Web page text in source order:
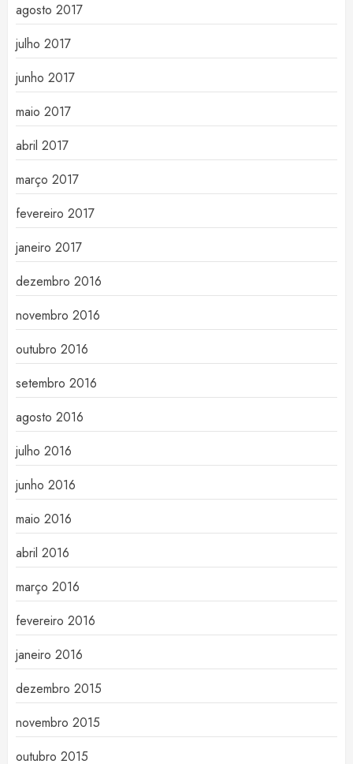
agosto 2017
julho 2017
junho 2017
maio 2017
abril 2017
março 2017
fevereiro 2017
janeiro 2017
dezembro 2016
novembro 2016
outubro 2016
setembro 2016
agosto 2016
julho 2016
junho 2016
maio 2016
abril 2016
março 2016
fevereiro 2016
janeiro 2016
dezembro 2015
novembro 2015
outubro 2015